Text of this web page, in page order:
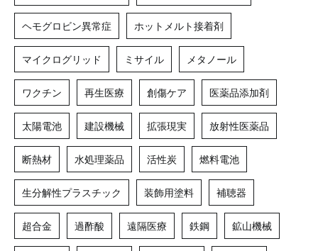
ヘモグロビン異常症 ホットメルト接着剤
マイクログリッド ミサイル メタノール
ワクチン 再生医療 創傷ケア 医薬品添加剤
太陽電池 建設機械 拡張現実 放射性医薬品
断熱材 水処理薬品 活性炭 燃料電池
生分解性プラスチック 装飾用塗料 補聴器
超合金 過酢酸 遠隔医療 鉄鋼 鉱山機械